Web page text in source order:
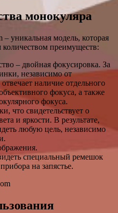
монокуляра
уникальная модель, которая
количеством преимуществ:
– двойная фокусировка. За
независимо от
наличие отдельного
фокуса, а также
фокуса.
что свидетельствует о
и яркости. В результате,
любую цель, независимо
специальный ремешок
на запястье.